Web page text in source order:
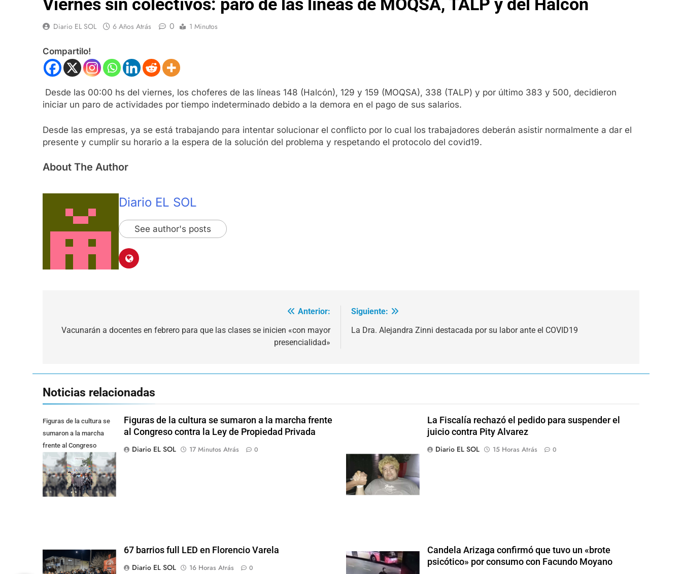
Diario EL SOL 6 Años Atrás 0 1 Minutos
Compartilo!
Desde las 00:00 hs del viernes, los choferes de las líneas 148 (Halcón), 129 y 159 (MOQSA), 338 (TALP) y por último 383 y 500, decidieron
iniciar un paro de actividades por tiempo indeterminado debido a la demora en el pago de sus salarios.
Desde las empresas, ya se está trabajando para intentar solucionar el conflicto por lo cual los trabajadores deberán asistir normalmente a dar el
presente y cumplir su horario a la espera de la solución del problema y respetando el protocolo del covid19.
About The Author
Diario EL SOL
See author's posts
de
Anterior:
Vacunarán a docentes en febrero para que las clases se inicien «con mayor
presencialidad»
Siguiente:
La Dra. Alejandra Zinni destacada por su labor ante el COVID19
Noticias relacionadas
Figuras de la cultura se
sumaron a la marcha
frente al Congreso
contra la Ley de
Propiedad Privada
Figuras de la cultura se sumaron a la marcha frente
al Congreso contra la Ley de Propiedad Privada
Diario EL SOL
17 Minutos Atrás 0
La Fiscalía rechazó el pedido para suspender el
juicio contra Pity Alvarez
Diario EL SOL
15 Horas Atrás 0
67 barrios full LED en Florencio Varela
Diario EL SOL
16 Horas Atrás 0
Candela Arizaga confirmó que tuvo un «brote
psicótico» por consumo con Facundo Moyano